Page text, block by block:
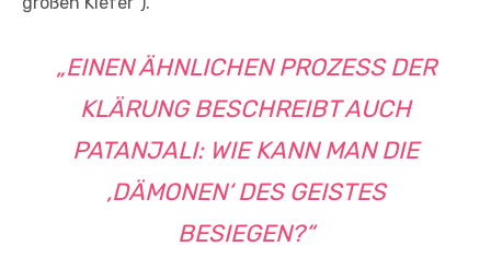
„EINEN ÄHNLICHEN PROZESS DER
KLÄRUNG BESCHREIBT AUCH
PATANJALI: WIE KANN MAN DIE
‚DÄMONEN‘ DES GEISTES
BESIEGEN?“